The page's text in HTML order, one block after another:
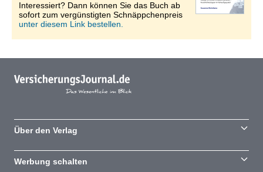
Interessiert? Dann können Sie das Buch ab
sofort zum vergünstigten Schnäppchenpreis
unter diesem Link bestellen.
Über den Verlag
Werbung schalten